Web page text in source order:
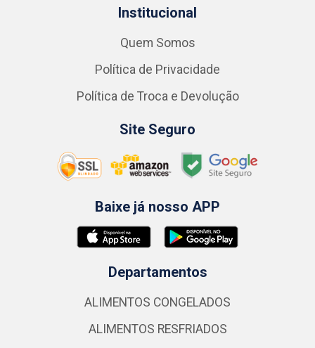
Institucional
Quem Somos
Política de Privacidade
Política de Troca e Devolução
Site Seguro
Baixe já nosso APP
Departamentos
ALIMENTOS CONGELADOS
ALIMENTOS RESFRIADOS